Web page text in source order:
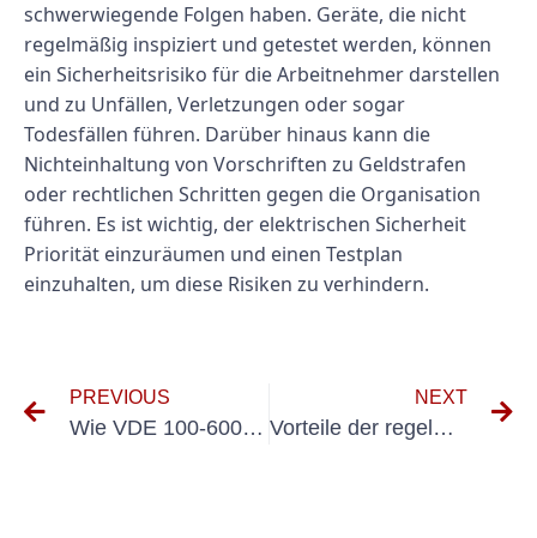
schwerwiegende Folgen haben. Geräte, die nicht
regelmäßig inspiziert und getestet werden, können
ein Sicherheitsrisiko für die Arbeitnehmer darstellen
und zu Unfällen, Verletzungen oder sogar
Todesfällen führen. Darüber hinaus kann die
Nichteinhaltung von Vorschriften zu Geldstrafen
oder rechtlichen Schritten gegen die Organisation
führen. Es ist wichtig, der elektrischen Sicherheit
Priorität einzuräumen und einen Testplan
einzuhalten, um diese Risiken zu verhindern.
PREVIOUS
Wie VDE 100-600-Prüfungen die Sicherheit elektrischer Produkte gewährleisten
NEXT
Vorteile der regelmäßigen Geräteprüfung VDE 0701 für die Arbeitssicherheit